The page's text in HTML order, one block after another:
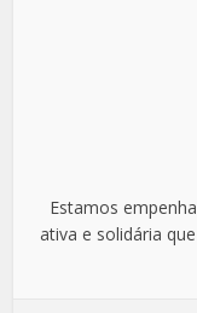
Estamos
ativa e solidária